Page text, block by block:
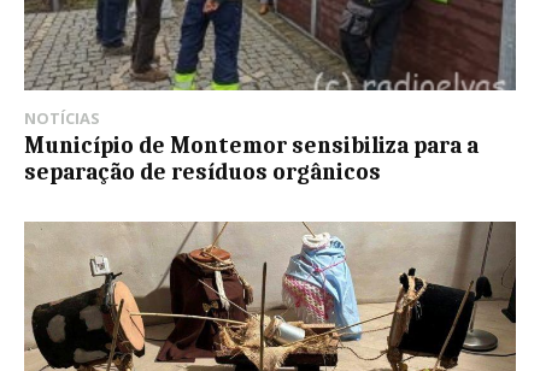
NOTÍCIAS
Município de Montemor sensibiliza para a
separação de resíduos orgânicos